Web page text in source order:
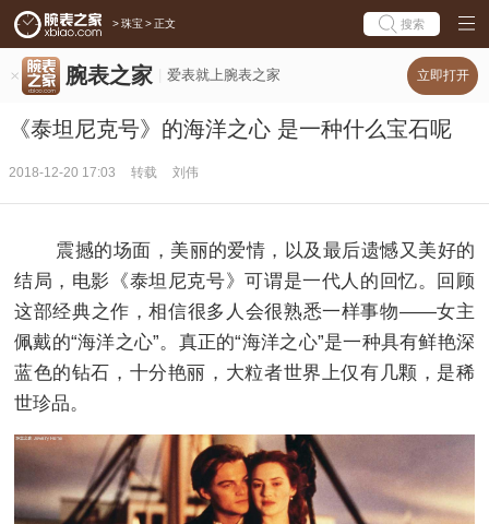
> 珠宝 > 正文 搜索
腕表之家 爱表就上腕表之家 立即打开
《泰坦尼克号》的海洋之心 是一种什么宝石呢
2018-12-20 17:03 转载 刘伟
震撼的场面，美丽的爱情，以及最后遗憾又美好的
结局，电影《泰坦尼克号》可谓是一代人的回忆。回顾
这部经典之作，相信很多人会很熟悉一样事物——女主
佩戴的“海洋之心”。真正的“海洋之心”是一种具有鲜艳深
蓝色的钻石，十分艳丽，大粒者世界上仅有几颗，是稀
世珍品。